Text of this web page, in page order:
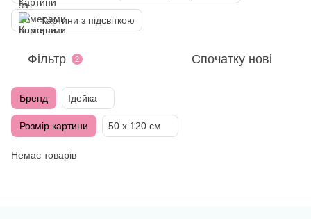
Картини з підсвіткою
Фільтр 2 Спочатку нові
Бренд Ідейка
Розмір картини 50 х 120 см
Немає товарів